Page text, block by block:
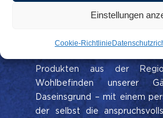
Einstellungen
Cookie-Richtlinie
darauf ausgerichtet ist,
eine erholsame
Produkten aus der
Wohlbefinden unserer
Daseinsgrund – mit einem
der selbst die